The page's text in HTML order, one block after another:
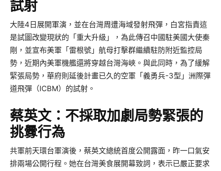
試射
大陸4日展開軍演，並在台灣周遭海域發射飛彈，白宮指責這
是試圖改變現狀的「重大升級」，為此傳召中國駐美國大使秦
剛，並宣布美軍「雷根號」航母打擊群繼續駐防附近監控局
勢，近期內美軍機艦還將穿越台灣海峽。與此同時，為了緩解
緊張局勢，華府則延後計畫已久的空軍「義勇兵-3型」洲際彈
道飛彈（ICBM）的試射。
蔡英文：不採取加劇局勢緊張的
挑釁行為
共軍前天環台軍演後，蔡英文總統首度公開露面，昨一口氣安
排兩場公開行程。她在台灣美食展開幕致詞，表示已嚴正要求